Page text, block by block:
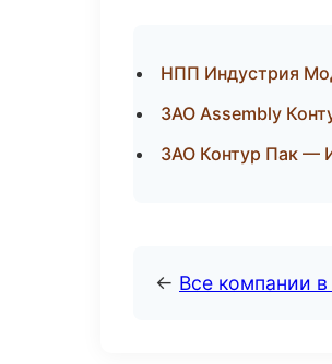
НПП Индустрия
ЗАО Assembly
ЗАО Контур Пак —
← Все компании